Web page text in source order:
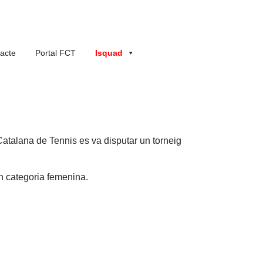
Portal FCT Isquad
de Tennis es va disputar un torneig
categoria femenina.